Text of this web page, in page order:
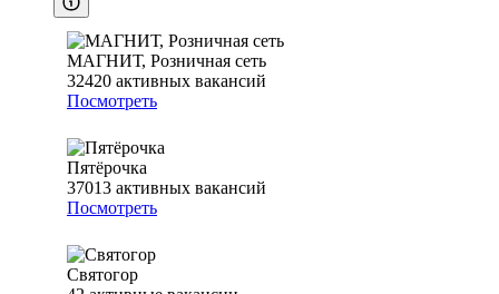
МАГНИТ, Розничная сеть
32420 активных вакансий
Посмотреть
Пятёрочка
37013 активных вакансий
Посмотреть
Святогор